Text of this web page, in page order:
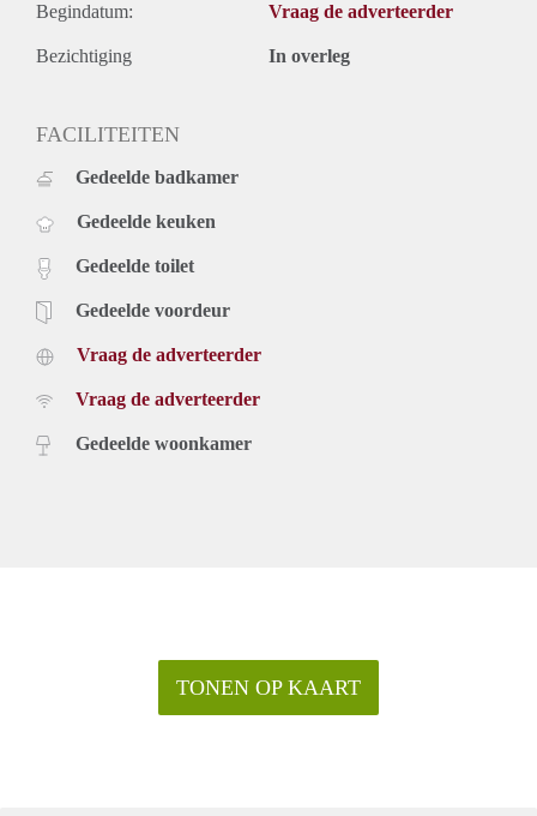
Begindatum: Vraag de adverteerder
Bezichtiging In overleg
FACILITEITEN
Gedeelde badkamer
Gedeelde keuken
Gedeelde toilet
Gedeelde voordeur
Vraag de adverteerder
Vraag de adverteerder
Gedeelde woonkamer
TONEN OP KAART